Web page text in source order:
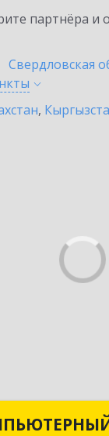
партнёра и
Свердловская
,